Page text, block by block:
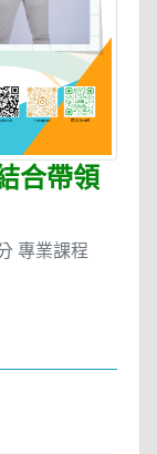
合帶領
專業課程